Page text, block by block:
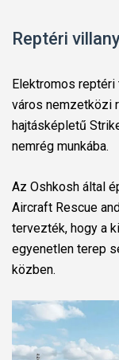
Reptéri
Elektromos
város nemzetközi
hajtásképletű
nemrég munkába.
Az Oshkosh által
Aircraft Rescue
tervezték, hogy a
egyenetlen terep
közben.